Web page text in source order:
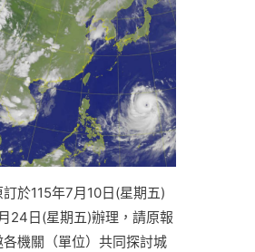
於115年7月10日(星期五)
24日(星期五)辦理，請原報
機關（單位）共同探討城